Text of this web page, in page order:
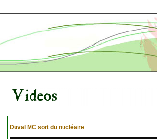
Duval MC sort du nucléaire